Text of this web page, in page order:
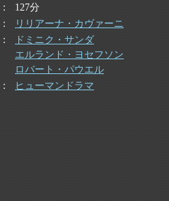
127分
リリアーナ・カヴァーニ
ドミニク・サンダ
エルランド・ヨセフソン
ロバート・パウエル
ヒューマンドラマ